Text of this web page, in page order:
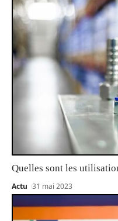
Quelles sont les
Actu 31 mai 2023